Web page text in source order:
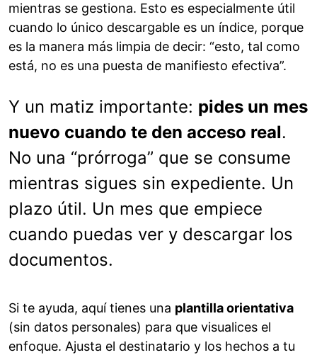
mientras se gestiona. Esto es especialmente útil
cuando lo único descargable es un índice, porque
es la manera más limpia de decir: “esto, tal como
está, no es una puesta de manifiesto efectiva”.
Y un matiz importante: pides un mes
nuevo cuando te den acceso real.
No una “prórroga” que se consume
mientras sigues sin expediente. Un
plazo útil. Un mes que empiece
cuando puedas ver y descargar los
documentos.
Si te ayuda, aquí tienes una plantilla orientativa
(sin datos personales) para que visualices el
enfoque. Ajusta el destinatario y los hechos a tu